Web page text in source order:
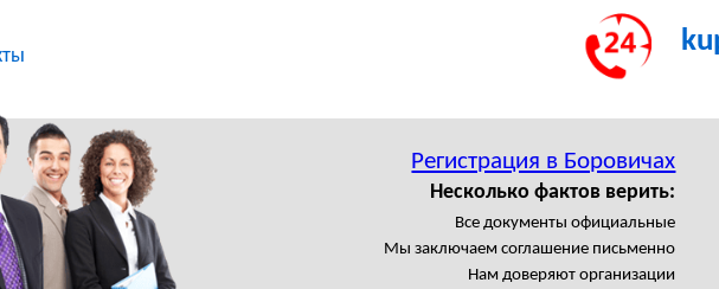
Регистрация в Боровичах
Несколько фактов верить:
Все документы официальные
Мы заключаем соглашение письменно
Нам доверяют организации